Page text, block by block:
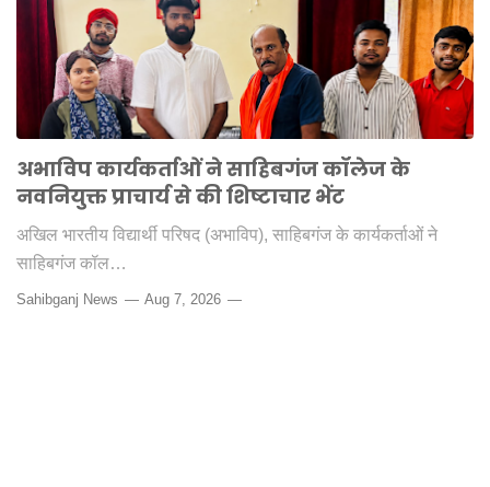
अभाविप कार्यकर्ताओं ने साहिबगंज कॉलेज के
नवनियुक्त प्राचार्य से की शिष्टाचार भेंट
अखिल भारतीय विद्यार्थी परिषद (अभाविप), साहिबगंज के कार्यकर्ताओं ने
साहिबगंज कॉल…
Sahibganj News Aug 7, 2026